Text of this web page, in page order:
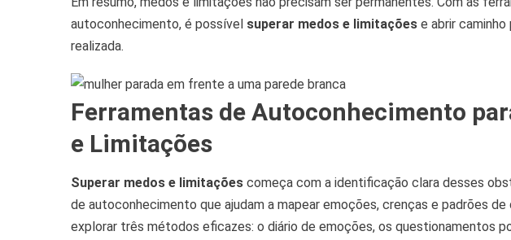
autoconhecimento, é possível superar medos e limitações e abrir
realizada.
Ferramentas de Autoconhecimento
e Limitações
Superar medos e limitações começa com a identificação clara desses
de autoconhecimento que ajudam a mapear emoções, crenças e padrões
explorar três métodos eficazes: o diário de emoções, os questionamentos